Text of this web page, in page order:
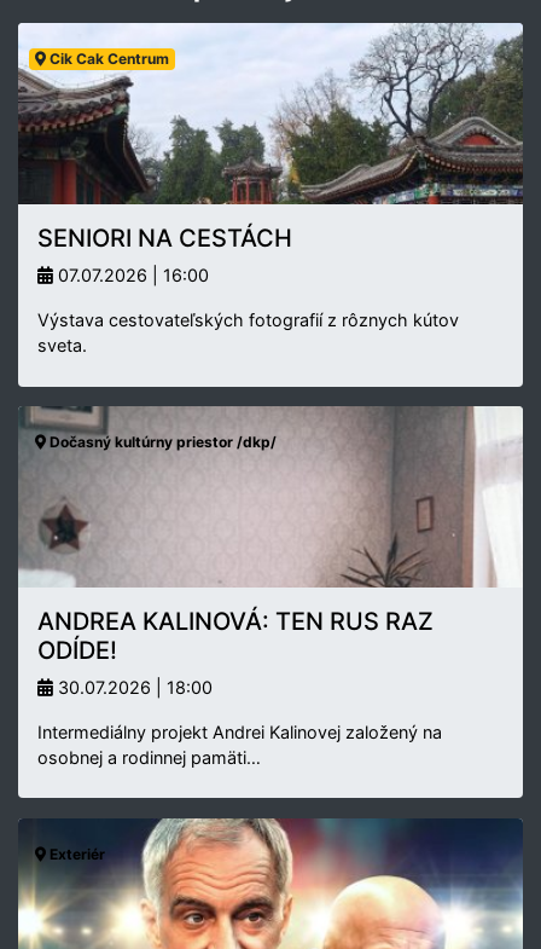
Cik Cak Centrum
SENIORI NA CESTÁCH
07.07.2026 | 16:00
Výstava cestovateľských fotografií z rôznych kútov
sveta.
Dočasný kultúrny priestor /dkp/
ANDREA KALINOVÁ: TEN RUS RAZ
ODÍDE!
30.07.2026 | 18:00
Intermediálny projekt Andrei Kalinovej založený na
osobnej a rodinnej pamäti…
Exteriér